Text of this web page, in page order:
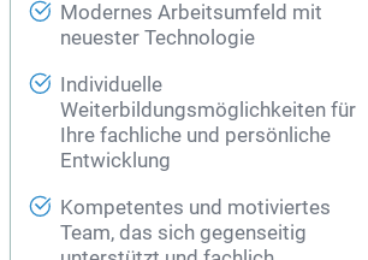
Modernes Arbeitsumfeld mit
neuester Technologie
Individuelle
Weiterbildungsmöglichkeiten für
Ihre fachliche und persönliche
Entwicklung
Kompetentes und motiviertes
Team, das sich gegenseitig